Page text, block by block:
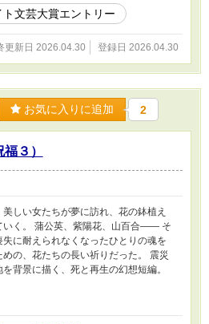
ト文芸大賞エントリー
更新日 2026.04.30 登録日 2026.04.30
お気に入りに追加 2
３）
美しい女たちが夢に訪れ、花の鉢植え
いく。 蒲公英、紫陽花、山百合―― そ
失に耐えられなくなったひとりの魂を
めの、花たちの長い祈りだった。 震災
背景に描く、死と再生の幻想短編。